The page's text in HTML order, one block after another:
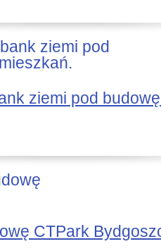
ziemi pod
CTPark